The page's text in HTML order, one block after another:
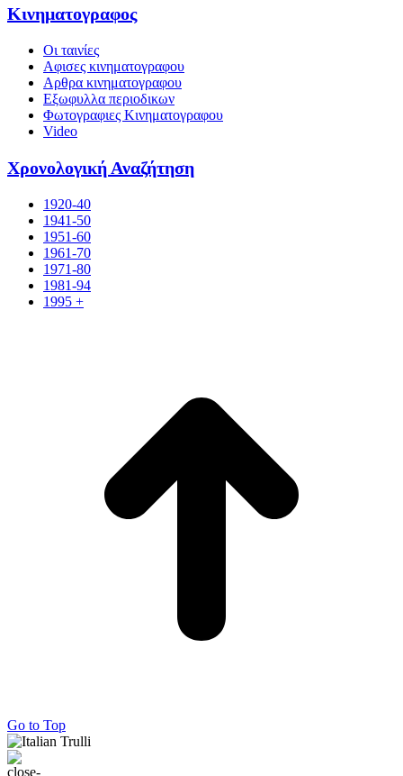
Κινηματογραφος
Οι ταινίες
Αφισες κινηματογραφου
Αρθρα κινηματογραφου
Εξωφυλλα περιοδικων
Φωτογραφιες Κινηματογραφου
Video
Χρονολογική Αναζήτηση
1920-40
1941-50
1951-60
1961-70
1971-80
1981-94
1995 +
Go to Top